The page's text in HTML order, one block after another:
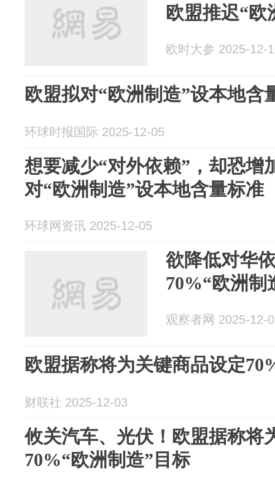
欧盟推迟“欧
欧时大参 2025-12-
欧盟拟对“欧洲制造”设本地含
环球时报国际 2025-12-05
想要减少“对外依赖”，却恐增
对“欧洲制造”设本地含量标准
环球网资讯 2025-12-05
欲降低对华
70%“欧洲制
观察者网 2025-12-
欧盟据称将为关键商品设定
财联社 2025-12-03
攸关汽车、光伏！欧盟据称将
70%“欧洲制造”目标